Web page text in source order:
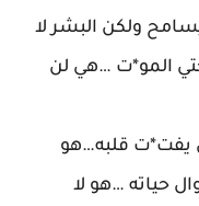
ولكن البشر لا
المو*ت …هي لن
يفت*ت قلبه…هو
حياته …هو لا